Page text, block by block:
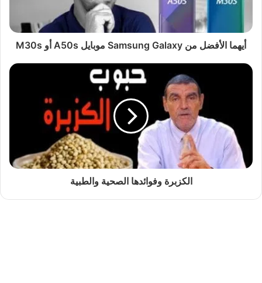
أيهما الأفضل من Samsung Galaxy موبايل A50s أو M30s
الكزبرة وفوائدها الصحية والطبية